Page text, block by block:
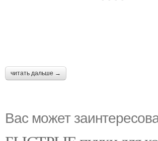
читать дальше →
Вас может